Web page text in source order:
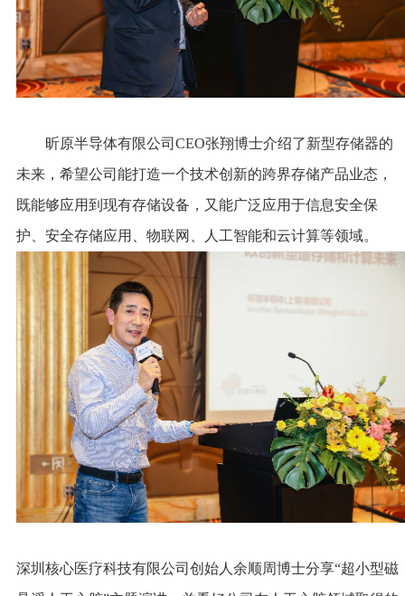
昕原半导体有限公司CEO张翔博士介绍了新型存储器的
未来，希望公司能打造一个技术创新的跨界存储产品业态，
既能够应用到现有存储设备，又能广泛应用于信息安全保
护、安全存储应用、物联网、人工智能和云计算等领域。
深圳核心医疗科技有限公司创始人余顺周博士分享“超小型磁